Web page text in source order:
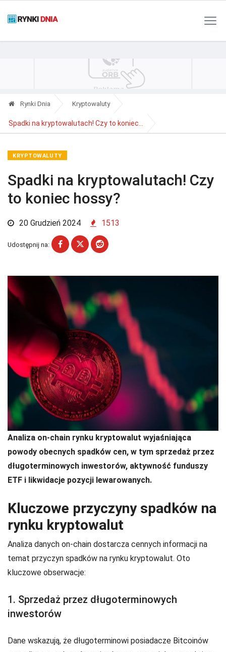
Rynki Dnia Kryptowaluty
Spadki na kryptowalutach! Czy to koniec...
KRYPTOWALUTY
Spadki na kryptowalutach! Czy
to koniec hossy?
20 Grudzień 2024 1513
Udostępnij na:
Analiza on-chain rynku kryptowalut wyjaśniająca
powody obecnych spadków cen, w tym sprzedaż przez
długoterminowych inwestorów, aktywność funduszy
ETF i likwidacje pozycji lewarowanych.
Kluczowe przyczyny spadków na
rynku kryptowalut
Analiza danych on-chain dostarcza cennych informacji na
temat przyczyn spadków na rynku kryptowalut. Oto
kluczowe obserwacje:
1. Sprzedaż przez długoterminowych
inwestorów
Dane wskazują, że długoterminowi posiadacze Bitcoinów